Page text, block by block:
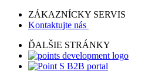
ZÁKAZNÍCKY SERVIS
Kontaktujte nás
ĎALŠIE STRÁNKY